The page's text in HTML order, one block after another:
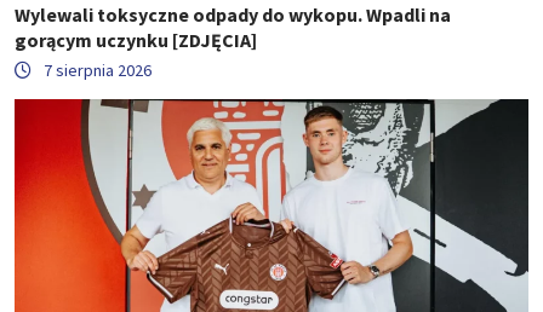
Wylewali toksyczne odpady do wykopu. Wpadli na
gorącym uczynku [ZDJĘCIA]
7 sierpnia 2026